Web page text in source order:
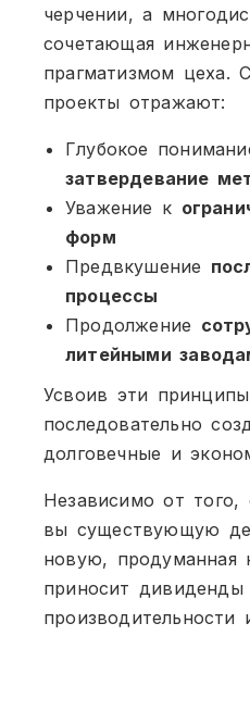
черчении, а
сочетающая
прагматизмом цеха.
проекты отражают:
Глубокое
затвердевание
Уважение к
форм
Предвкушение
процессы
Продолжение
литейными
Усвоив эти
последовательно
долговечные и
Независимо от того,
вы существующую
новую, продуманная
приносит дивиденды
производительности